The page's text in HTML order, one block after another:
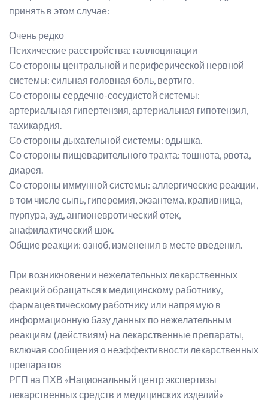
принять в этом случае:
Очень редко
Психические расстройства: галлюцинации
Со стороны центральной и периферической нервной
системы: сильная головная боль, вертиго.
Со стороны сердечно-сосудистой системы:
артериальная гипертензия, артериальная гипотензия,
тахикардия.
Со стороны дыхательной системы: одышка.
Со стороны пищеварительного тракта: тошнота, рвота,
диарея.
Со стороны иммунной системы: аллергические реакции,
в том числе сыпь, гиперемия, экзантема, крапивница,
пурпура, зуд, ангионевротический отек,
анафилактический шок.
Общие реакции: озноб, изменения в месте введения.
При возникновении нежелательных лекарственных
реакций обращаться к медицинскому работнику,
фармацевтическому работнику или напрямую в
информационную базу данных по нежелательным
реакциям (действиям) на лекарственные препараты,
включая сообщения о неэффективности лекарственных
препаратов
РГП на ПХВ «Национальный центр экспертизы
лекарственных средств и медицинских изделий»